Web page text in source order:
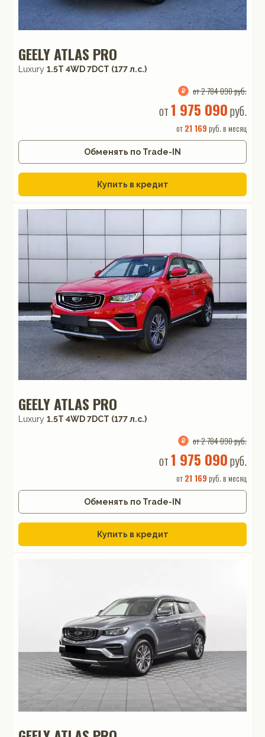
GEELY ATLAS PRO
Luxury 1.5T 4WD 7DCT (177 л.с.)
от 2 784 090 руб.
от1 975 090руб.
от21 169 руб. в месяц
Обменять по Trade-IN
Купить в кредит
GEELY ATLAS PRO
Luxury 1.5T 4WD 7DCT (177 л.с.)
от 2 784 090 руб.
от1 975 090руб.
от21 169 руб. в месяц
Обменять по Trade-IN
Купить в кредит